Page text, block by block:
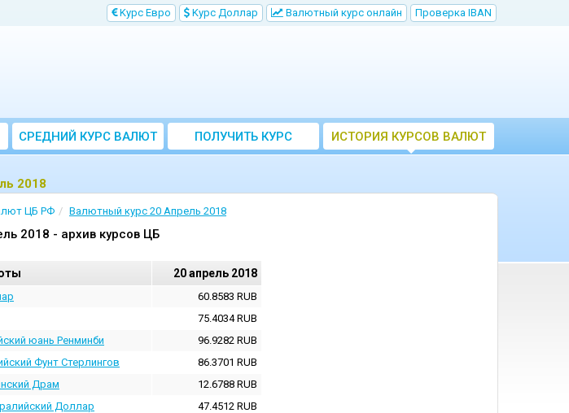
Kурс Евро Kурс Доллар Bалютный курс онлайн Проверка IBAN
CРЕДНИЙ КУРС ВАЛЮТ
ЗА МЕСЯЦ
ПОЛУЧИТЬ КУРС
ВАЛЮТ ЦБ
ИСТОРИЯ КУРСОВ ВАЛЮТ
ЦБ РФ
2018
ЦБ РФ Валютный курс 20 Апрель 2018
2018 - архив курсов ЦБ
20 апрель 2018
60.8583 RUB
75.4034RUB
юань Ренминби 96.9282 RUB
Фунт Стерлингов 86.3701 RUB
Драм 12.6788 RUB
Доллар 47.4512 RUB